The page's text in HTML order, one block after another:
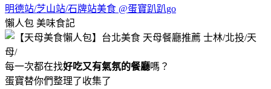
明德站/芝山站/石牌站美食 @蛋寶趴趴go
懶人包 美味食記
每一次都在找好吃又有氣氛的餐廳嗎？
蛋寶替你們整理了收集了